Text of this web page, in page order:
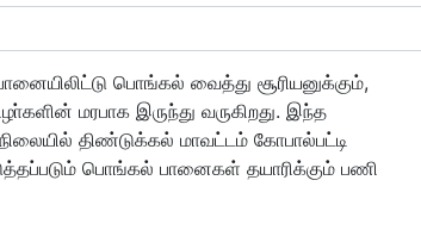
பொங்கல் வைத்து சூரியனுக்கும்,
மரபாக இருந்து வருகிறது. இந்த
திண்டுக்கல் மாவட்டம் கோபால்பட்டி
பொங்கல் பானைகள் தயாரிக்கும் பணி